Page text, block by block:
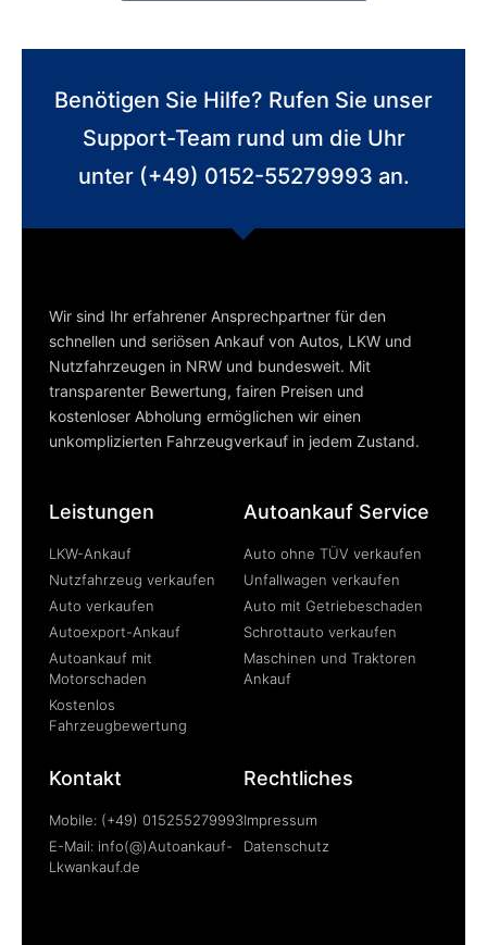
Benötigen Sie Hilfe? Rufen Sie unser
Support-Team rund um die Uhr
unter (+49) 0152-55279993 an.
Wir sind Ihr erfahrener Ansprechpartner für den
schnellen und seriösen Ankauf von Autos, LKW und
Nutzfahrzeugen in NRW und bundesweit. Mit
transparenter Bewertung, fairen Preisen und
kostenloser Abholung ermöglichen wir einen
unkomplizierten Fahrzeugverkauf in jedem Zustand.
Leistungen
LKW-Ankauf
Nutzfahrzeug verkaufen
Auto verkaufen
Autoexport-Ankauf
Autoankauf mit
Motorschaden
Kostenlos
Fahrzeugbewertung
Autoankauf Service
Auto ohne TÜV verkaufen
Unfallwagen verkaufen
Auto mit Getriebeschaden
Schrottauto verkaufen
Maschinen und Traktoren
Ankauf
Kontakt
Mobile: (+49) 015255279993
E-Mail: info(@)Autoankauf-
Lkwankauf.de
Rechtliches
Impressum
Datenschutz